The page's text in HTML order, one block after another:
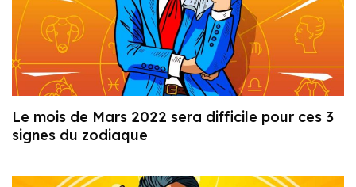
Le mois de Mars 2022 sera difficile pour ces 3
signes du zodiaque